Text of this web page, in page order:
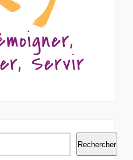
Rechercher